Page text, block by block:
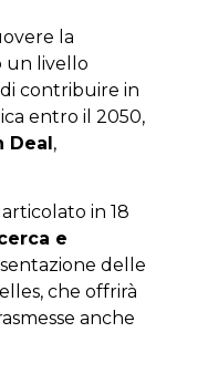
la
un livello
contribuire in
entro il 2050,
Deal,
articolato in 18
e
delle
che offrirà
anche